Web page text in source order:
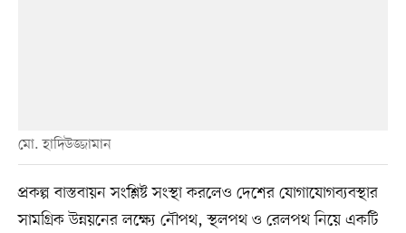
মো. হাদিউজ্জামান
প্রকল্প বাস্তবায়ন সংশ্লিষ্ট সংস্থা করলেও দেশের যোগাযোগব্যবস্থার
সামগ্রিক উন্নয়নের লক্ষ্যে নৌপথ, স্থলপথ ও রেলপথ নিয়ে একটি